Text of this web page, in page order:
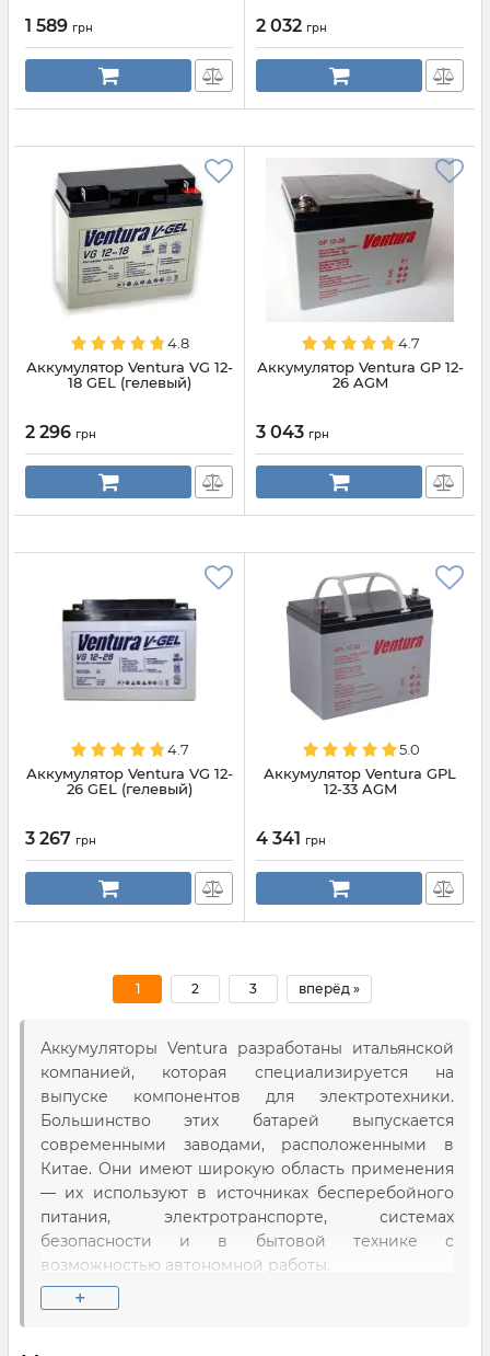
1 589 грн 2 032 грн
4.8
Аккумулятор Ventura VG 12-
18 GEL (гелевый)
2 296 грн
4.7
Аккумулятор Ventura GP 12-
26 AGM
3 043 грн
4.7
Аккумулятор Ventura VG 12-
26 GEL (гелевый)
3 267 грн
5.0
Аккумулятор Ventura GPL
12-33 AGM
4 341 грн
1 2 3 вперёд »
Аккумуляторы Ventura разработаны итальянской
компанией, которая специализируется на
выпуске компонентов для электротехники.
Большинство этих батарей выпускается
современными заводами, расположенными в
Китае. Они имеют широкую область применения
— их используют в источниках бесперебойного
питания, электротранспорте, системах
безопасности и в бытовой технике с
возможностью автономной работы.
Технологии и преимущества
+